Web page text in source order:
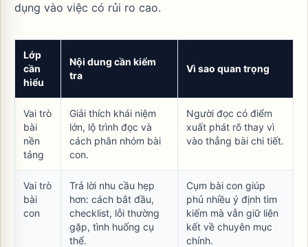
dụng vào việc có rủi ro cao.
Lớp
cần
hiểu
Nội dung cần kiểm
tra
Vì sao quan trọng
Vai trò
bài
nền
tảng
Giải thích khái niệm
lớn, lộ trình đọc và
cách phân nhóm bài
con.
Người đọc có điểm
xuất phát rõ thay vì
vào thẳng bài chi tiết.
Vai trò
bài
con
Trả lời nhu cầu hẹp
hơn: cách bắt đầu,
checklist, lỗi thường
gặp, tình huống cụ
thể.
Cụm bài con giúp
phủ nhiều ý định tìm
kiếm mà vẫn giữ liên
kết về chuyên mục
chính.